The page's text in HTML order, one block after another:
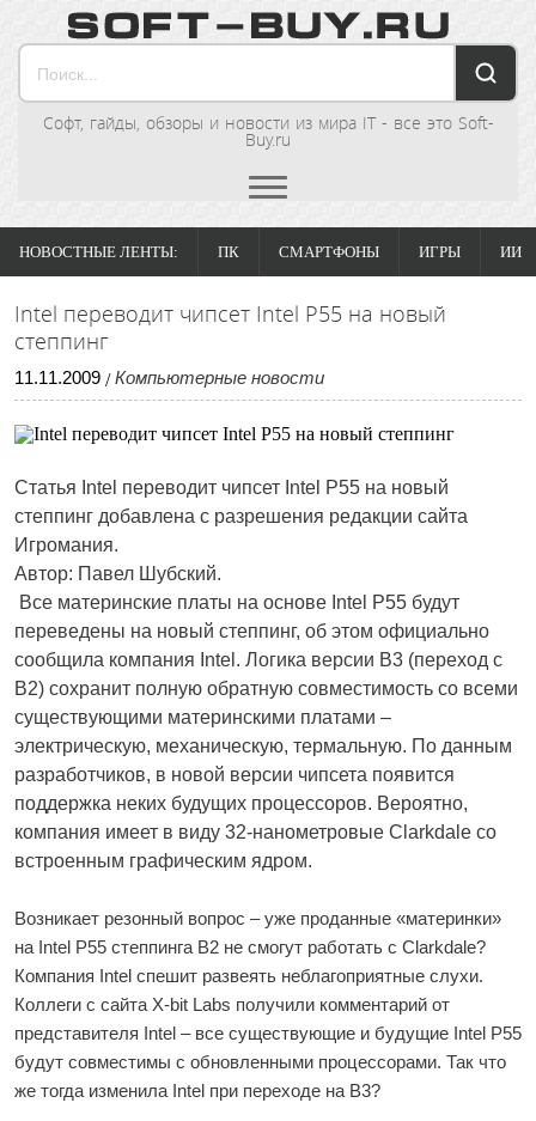
Софт, гайды, обзоры и новости из мира IT - все это Soft-
Buy.ru
НОВОСТНЫЕ ЛЕНТЫ: ПК СМАРТФОНЫ ИГРЫ ИИ
Intel переводит чипсет Intel P55 на новый
степпинг
11.11.2009 / Компьютерные новости
Статья Intel переводит чипсет Intel P55 на новый
степпинг добавлена с разрешения редакции сайта
Игромания.
Автор: Павел Шубский.
Все материнские платы на основе Intel P55 будут
переведены на новый степпинг, об этом официально
сообщила компания Intel. Логика версии B3 (переход с
В2) сохранит полную обратную совместимость со всеми
существующими материнскими платами –
электрическую, механическую, термальную. По данным
разработчиков, в новой версии чипсета появится
поддержка неких будущих процессоров. Вероятно,
компания имеет в виду 32-нанометровые Clarkdale со
встроенным графическим ядром.
Возникает резонный вопрос – уже проданные «материнки»
на Intel P55 степпинга В2 не смогут работать с Clarkdale?
Компания Intel спешит развеять неблагоприятные слухи.
Коллеги с сайта X-bit Labs получили комментарий от
представителя Intel – все существующие и будущие Intel P55
будут совместимы с обновленными процессорами. Так что
же тогда изменила Intel при переходе на В3?